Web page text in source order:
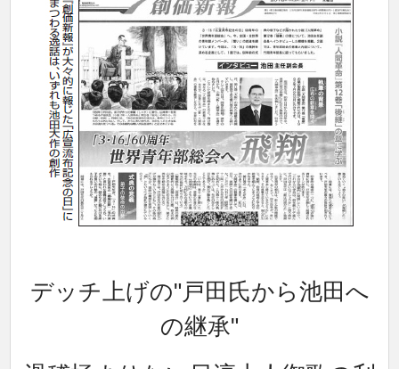
デッチ上げの"戸田氏から池田へ
の継承"